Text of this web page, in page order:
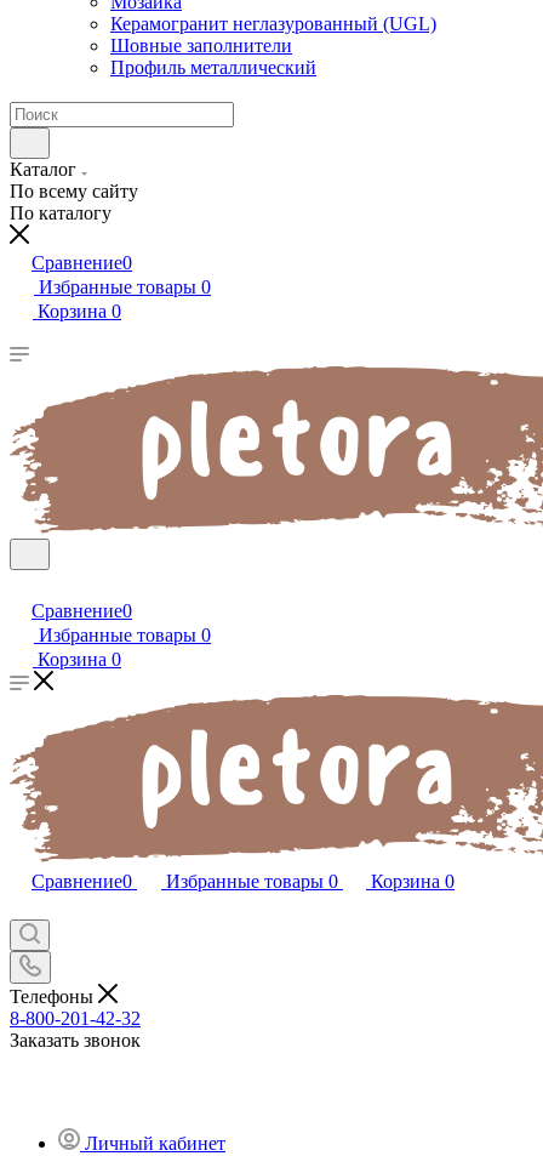
Керамогранит неглазурованный (UGL)
Шовные заполнители
Профиль металлический
Каталог
По всему сайту
По каталогу
Сравнение0
Избранные товары 0
Корзина 0
Сравнение0
Избранные товары 0
Корзина 0
Сравнение0 Избранные товары 0 Корзина 0
Телефоны
8-800-201-42-32
Заказать звонок
Личный кабинет